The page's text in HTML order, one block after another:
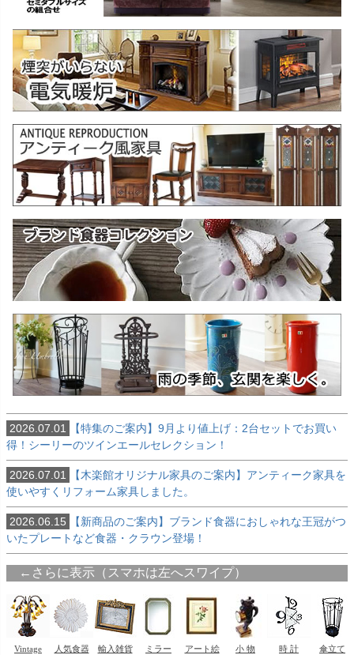
2026.07.01
【特集のご案内】9月より値上げ：2台セットでお買い
得！シーリーのツインエールセレクション！
2026.07.01
【木楽館オリジナル家具のご案内】アンティーク家具を
使いやすくリフォーム家具しました。
2026.06.15
【新商品のご案内】ブランド食器におしゃれな王冠がつ
いたプレートなど食器・クラウン登場！